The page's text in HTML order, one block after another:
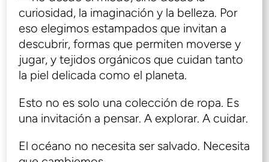
curiosidad, la imaginación y la belleza. Por
eso elegimos estampados que invitan a
descubrir, formas que permiten moverse y
jugar, y tejidos orgánicos que cuidan tanto
la piel delicada como el planeta.
Esto no es solo una colección de ropa. Es
una invitación a pensar. A explorar. A cuidar.
El océano no necesita ser salvado. Necesita